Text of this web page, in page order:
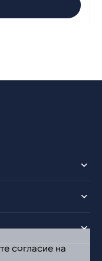
согласие на